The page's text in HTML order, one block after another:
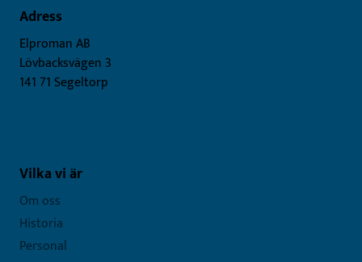
Adress
Elproman AB
Lövbacksvägen 3
141 71 Segeltorp
Vilka vi är
Om oss
Historia
Personal